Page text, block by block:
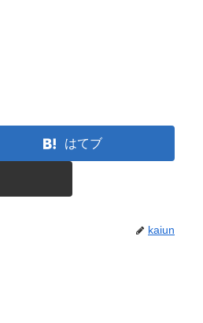
はてブ
kaiun